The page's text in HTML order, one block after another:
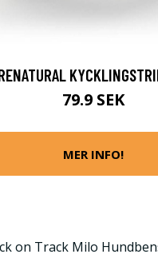
79.9 SEK
MER INFO!